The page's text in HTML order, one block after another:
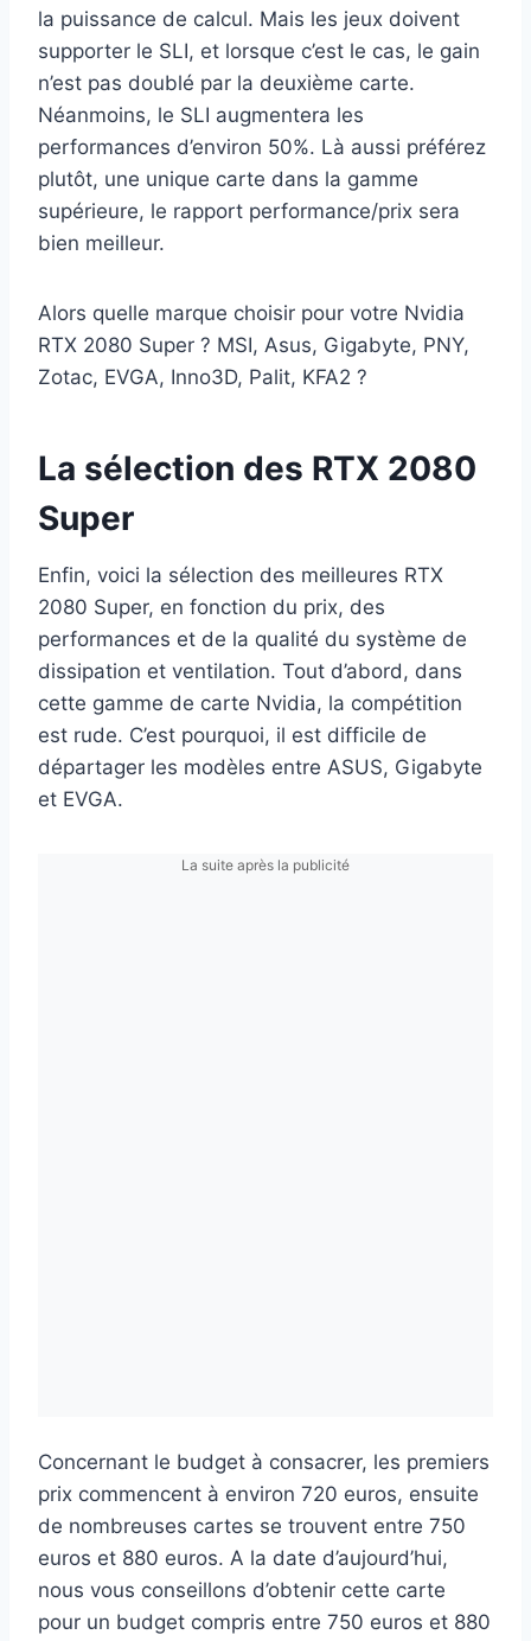
la puissance de calcul. Mais les jeux doivent
supporter le SLI, et lorsque c’est le cas, le gain
n’est pas doublé par la deuxième carte.
Néanmoins, le SLI augmentera les
performances d’environ 50%. Là aussi préférez
plutôt, une unique carte dans la gamme
supérieure, le rapport performance/prix sera
bien meilleur.
Alors quelle marque choisir pour votre Nvidia
RTX 2080 Super ? MSI, Asus, Gigabyte, PNY,
Zotac, EVGA, Inno3D, Palit, KFA2 ?
La sélection des RTX 2080
Super
Enfin, voici la sélection des meilleures RTX
2080 Super, en fonction du prix, des
performances et de la qualité du système de
dissipation et ventilation. Tout d’abord, dans
cette gamme de carte Nvidia, la compétition
est rude. C’est pourquoi, il est difficile de
départager les modèles entre ASUS, Gigabyte
et EVGA.
La suite après la publicité
Concernant le budget à consacrer, les premiers
prix commencent à environ 720 euros, ensuite
de nombreuses cartes se trouvent entre 750
euros et 880 euros. A la date d’aujourd’hui,
nous vous conseillons d’obtenir cette carte
pour un budget compris entre 750 euros et 880